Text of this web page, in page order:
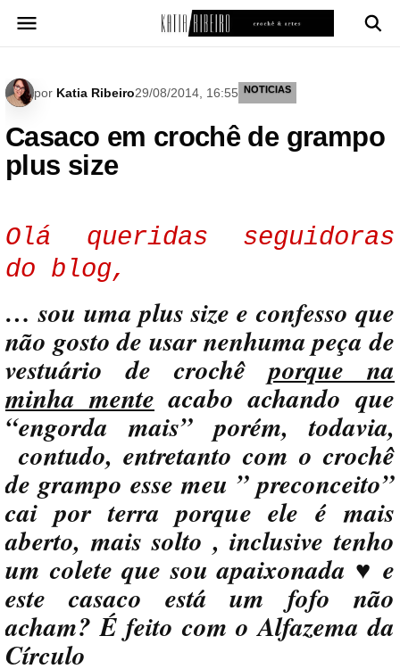
para
por Katia Ribeiro29/08/2014, 16:55 NOTICIAS
Casaco em crochê de grampo
plus size
Olá queridas seguidoras
do blog,
… sou uma plus size e confesso que
não gosto de usar nenhuma peça de
vestuário de crochêporque na
minha mente acabo achando que
“engorda mais” porém, todavia,
contudo, entretanto com o crochê
de grampo esse meu ” preconceito”
cai por terra porque ele é mais
aberto, mais solto , inclusive tenho
um colete que sou apaixonada ♥ e
este casaco está um fofo não
acham? É feito com o Alfazema da
Círculo